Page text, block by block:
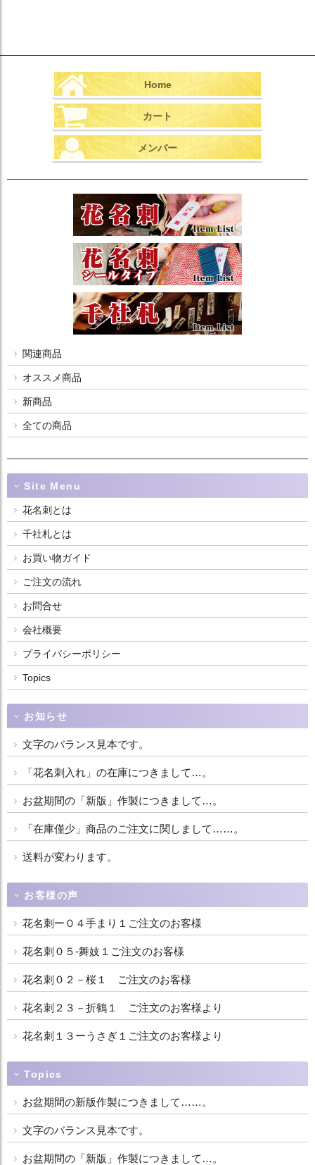
Home
カート
メンバー
関連商品
オススメ商品
新商品
全ての商品
Site Menu
花名刺とは
千社札とは
お買い物ガイド
ご注文の流れ
お問合せ
会社概要
プライバシーポリシー
Topics
お知らせ
文字のバランス見本です。
「花名刺入れ」の在庫につきまして…。
お盆期間の「新版」作製につきまして…。
「在庫僅少」商品のご注文に関しまして……。
送料が変わります。
お客様の声
花名刺ー０４手まり１ご注文のお客様
花名刺０５-舞妓１ご注文のお客様
花名刺０２－桜１ ご注文のお客様
花名刺２３－折鶴１ ご注文のお客様より
花名刺１３ーうさぎ１ご注文のお客様より
Topics
お盆期間の新版作製につきまして……。
文字のバランス見本です。
お盆期間の「新版」作製につきまして…。